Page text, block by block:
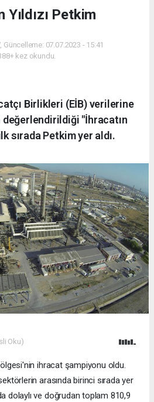
Yıldızı Petkim
Güncelleme: 07.07.2023 - 15:41
kez okundu.
Birlikleri (EİB) verilerine
"İhracatın
sırada Petkim yer aldı.
Oku)
ihracat şampiyonu oldu.
arasında birinci sırada yer
dolaylı ve doğrudan toplam 810,9